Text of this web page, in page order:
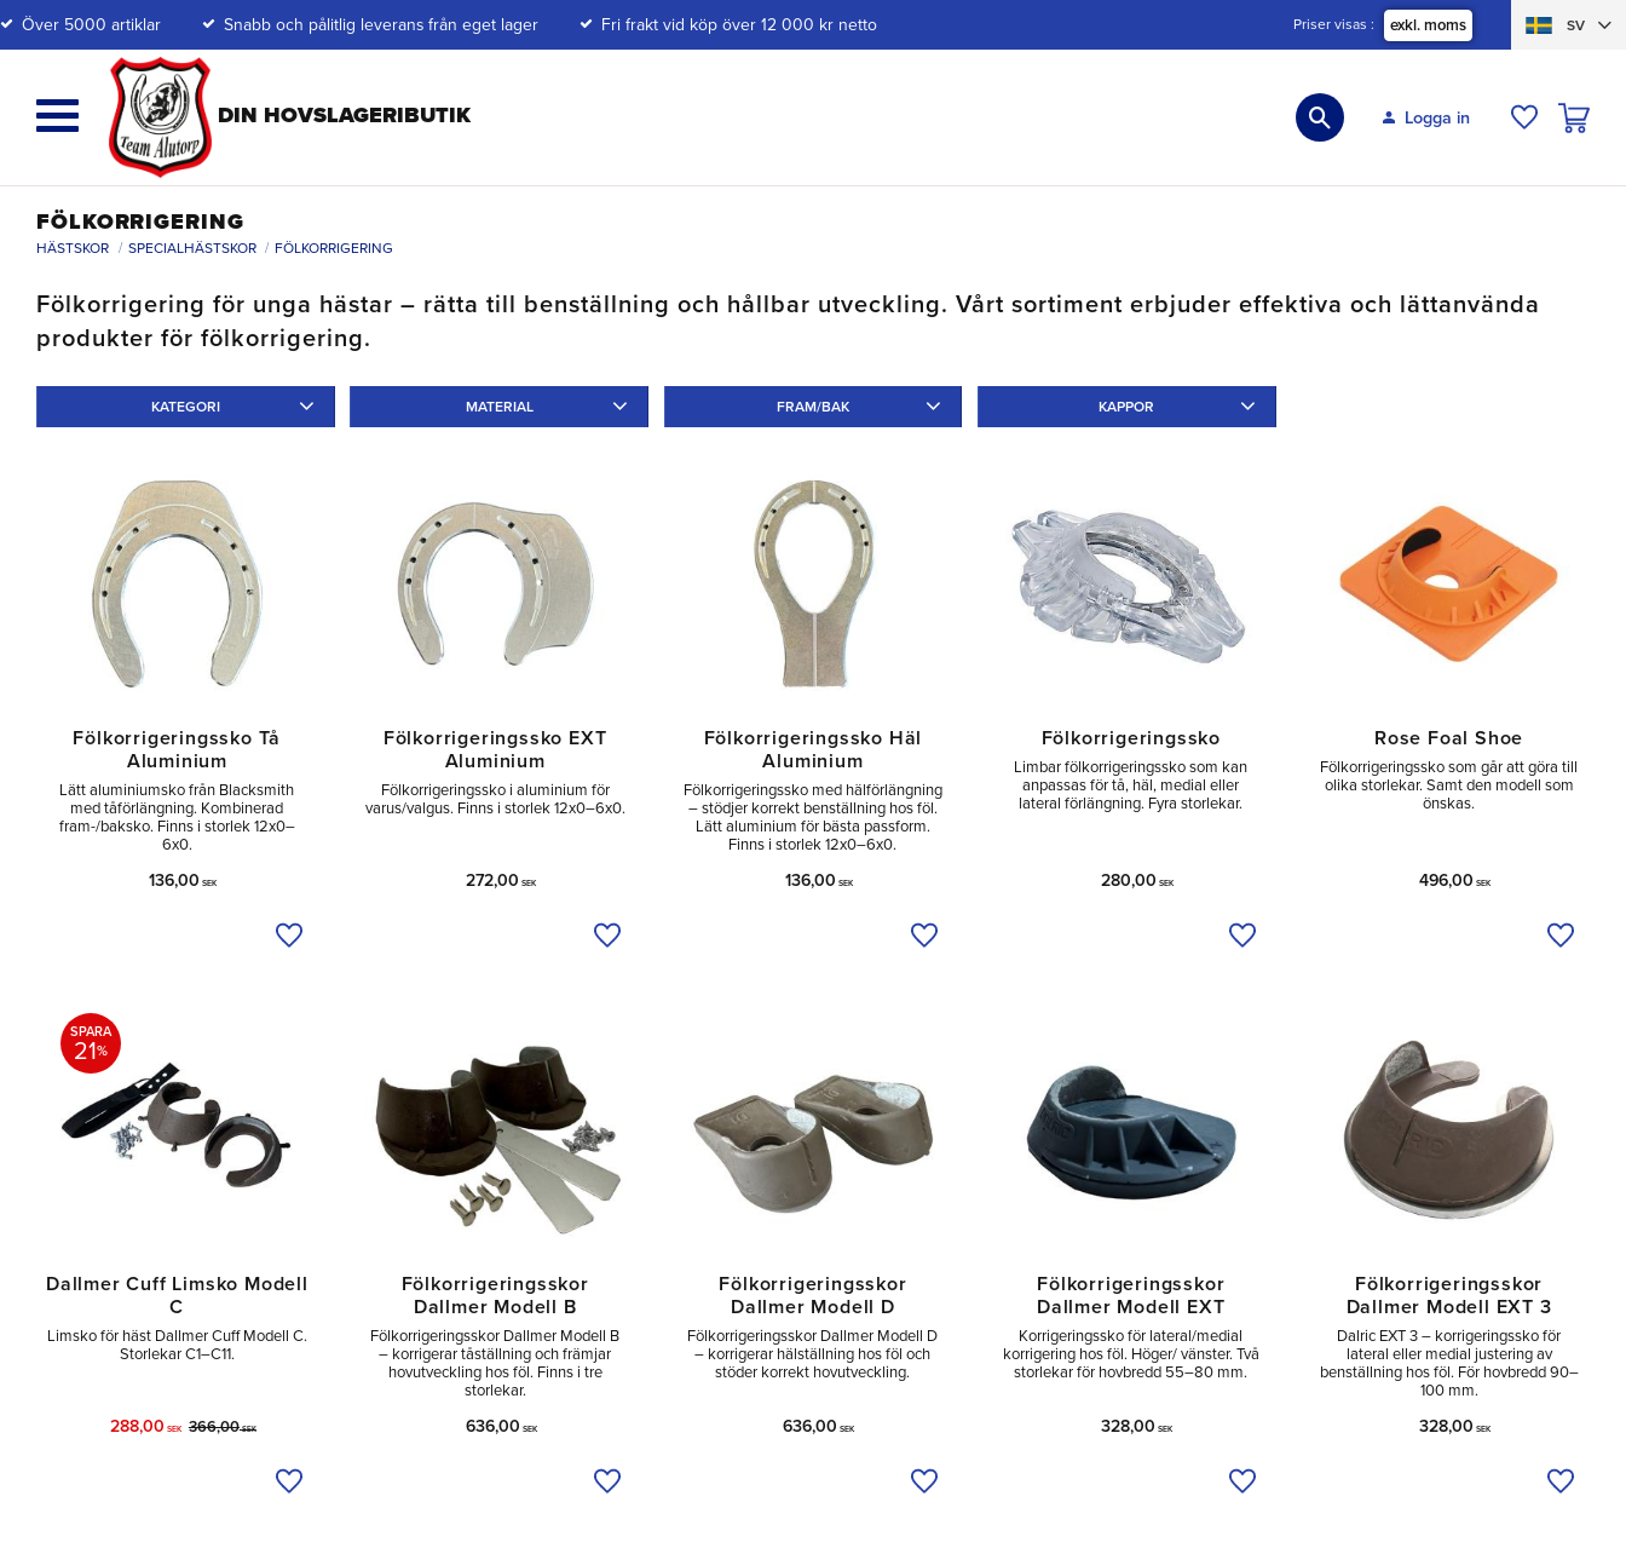
Över 5000 artiklar Snabb och pålitlig leverans från eget lager Fri frakt vid köp över 12 000 kr netto Priser visas exkl. moms SV
Logga in
FÖLKORRIGERING
HÄSTSKOR SPECIALHÄSTSKOR FÖLKORRIGERING
Fölkorrigering för unga hästar – rätta till benställning och hållbar utveckling. Vårt sortiment erbjuder effektiva och lättanvända
produkter för fölkorrigering.
FRAM/BAK
KATEGORI MATERIAL KAPPOR
Fölkorrigeringssko Tå
Aluminium
Lätt aluminiumsko från Blacksmith
med tåförlängning. Kombinerad
fram-/baksko. Finns i storlek 12x0–
6x0.
136,00 SEK
Lägg till i önskelista
Fölkorrigeringssko EXT
Aluminium
Fölkorrigeringssko i aluminium för
varus/valgus. Finns i storlek 12x0–6x0.
272,00 SEK
Lägg till i önskelista
Fölkorrigeringssko Häl
Aluminium
Fölkorrigeringssko med hälförlängning
– stödjer korrekt benställning hos föl.
Lätt aluminium för bästa passform.
Finns i storlek 12x0–6x0.
136,00 SEK
Lägg till i önskelista
Fölkorrigeringssko
Limbar fölkorrigeringssko som kan
anpassas för tå, häl, medial eller
lateral förlängning. Fyra storlekar.
280,00 SEK
Lägg till i önskelista
Rose Foal Shoe
Fölkorrigeringssko som går att göra till
olika storlekar. Samt den modell som
önskas.
496,00 SEK
Lägg
Dallmer Cuff Limsko Modell
C
Limsko för häst Dallmer Cuff Modell C.
Storlekar C1–C11.
288,00 SEK 366,00SEK
SPARA
21%
Lägg till i önskelista
Fölkorrigeringsskor
Dallmer Modell B
Fölkorrigeringsskor Dallmer Modell B
– korrigerar tåställning och främjar
hovutveckling hos föl. Finns i tre
storlekar.
636,00 SEK
Lägg till i önskelista
Fölkorrigeringsskor
Dallmer Modell D
Fölkorrigeringsskor Dallmer Modell D
– korrigerar hälställning hos föl och
stöder korrekt hovutveckling.
636,00 SEK
Lägg till i önskelista
Fölkorrigeringsskor
Dallmer Modell EXT
Korrigeringssko för lateral/medial
korrigering hos föl. Höger/ vänster. Två
storlekar för hovbredd 55–80 mm.
328,00 SEK
Lägg till i önskelista
Fölkorrigeringsskor
Dallmer Modell EXT 3
Dalric EXT 3 – korrigeringssko för
lateral eller medial justering av
benställning hos föl. För hovbredd 90–
100 mm.
328,00 SEK
Lägg